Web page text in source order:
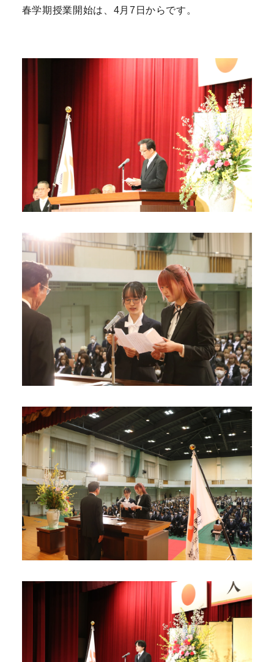
春学期授業開始は、4月7日からです。